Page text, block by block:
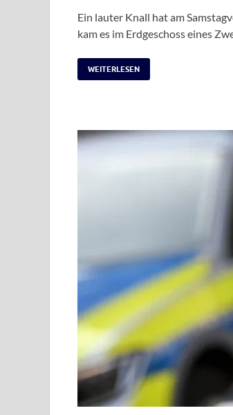
Ein lauter Knall hat am
kam es im Erdgeschoss eines
WEITERLESEN